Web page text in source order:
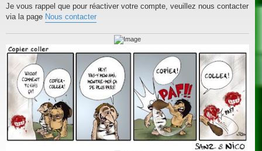
Je vous rappel que pour réactiver votre compte, veuillez nous contacter
via la page Nous contacter